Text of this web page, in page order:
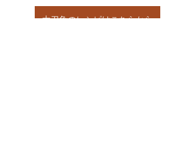
太刀魚のレシピはこちらから